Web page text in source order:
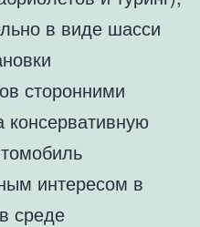
в виде шасси
сторонними
интересом в
среде